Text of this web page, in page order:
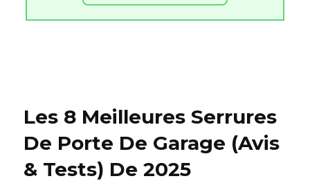
Les 8 Meilleures Serrures
De Porte De Garage (Avis
& Tests) De 2025